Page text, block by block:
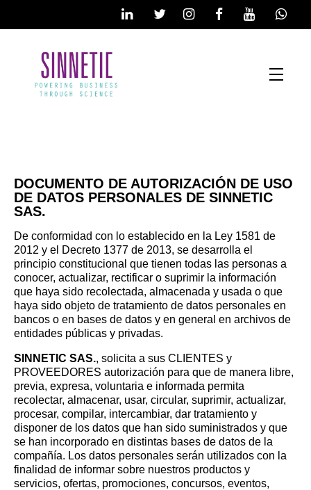
DOCUMENTO DE AUTORIZACIÓN DE USO
DE DATOS PERSONALES DE SINNETIC
SAS.
De conformidad con lo establecido en la Ley 1581 de
2012 y el Decreto 1377 de 2013, se desarrolla el
principio constitucional que tienen todas las personas a
conocer, actualizar, rectificar o suprimir la información
que haya sido recolectada, almacenada y usada o que
haya sido objeto de tratamiento de datos personales en
bancos o en bases de datos y en general en archivos de
entidades públicas y privadas.
SINNETIC SAS., solicita a sus CLIENTES y
PROVEEDORES autorización para que de manera libre,
previa, expresa, voluntaria e informada permita
recolectar, almacenar, usar, circular, suprimir, actualizar,
procesar, compilar, intercambiar, dar tratamiento y
disponer de los datos que han sido suministrados y que
se han incorporado en distintas bases de datos de la
compañía. Los datos personales serán utilizados con la
finalidad de informar sobre nuestros productos y
servicios, ofertas, promociones, concursos, eventos,